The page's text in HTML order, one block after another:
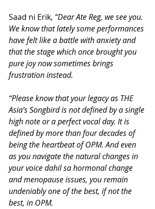
Saad ni Erik, “Dear Ate Reg, we see you.
We know that lately some performances
have felt like a battle with anxiety and
that the stage which once brought you
pure joy now sometimes brings
frustration instead.
“Please know that your legacy as THE
Asia’s Songbird is not defined by a single
high note or a perfect vocal day. It is
defined by more than four decades of
being the heartbeat of OPM. And even
as you navigate the natural changes in
your voice dahil sa hormonal change
and menopause issues, you remain
undeniably one of the best, if not the
best, in OPM.